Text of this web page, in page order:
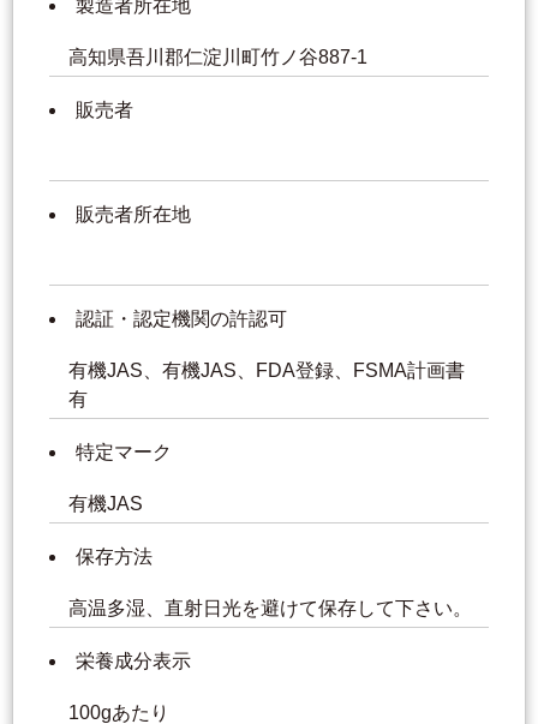
製造者所在地
高知県吾川郡仁淀川町竹ノ谷887-1
販売者
販売者所在地
認証・認定機関の許認可
有機JAS、有機JAS、FDA登録、FSMA計画書
有
特定マーク
有機JAS
保存方法
高温多湿、直射日光を避けて保存して下さい。
栄養成分表示
100gあたり